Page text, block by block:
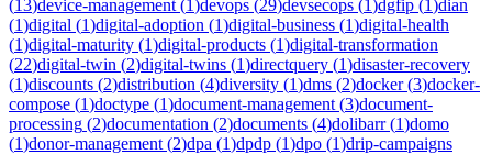
(13)device-management (1)devops (29)devsecops (1)dgfip (1)dian
(1)digital (1)digital-adoption (1)digital-business (1)digital-health
(1)digital-maturity (1)digital-products (1)digital-transformation
(22)digital-twin (2)digital-twins (1)directquery (1)disaster-recovery
(1)discounts (2)distribution (4)diversity (1)dms (2)docker(3)docker-
compose (1)doctype (1)document-management (3)document-
processing (2)documentation (2)documents (4)dolibarr(1)domo
(1)donor-management (2)dpa (1)dpdp (1)dpo (1)drip-campaigns